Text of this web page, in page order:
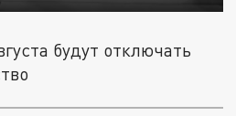
будут отключать